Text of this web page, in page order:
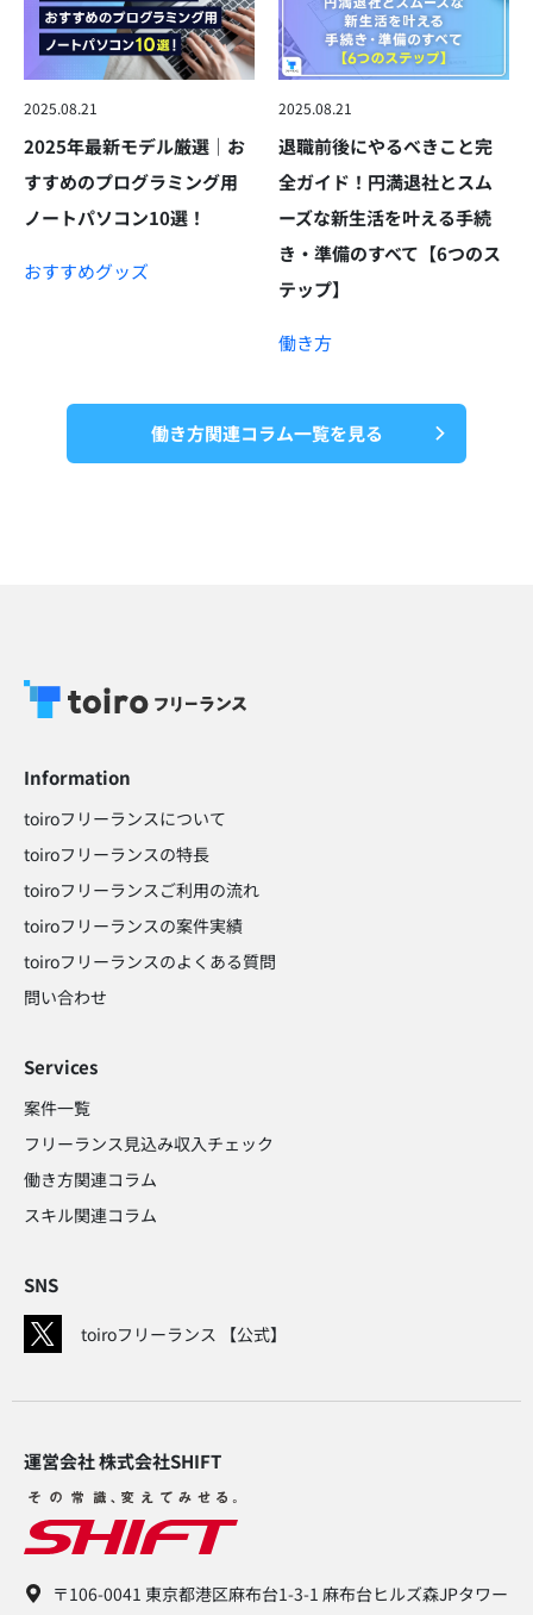
2025.08.21
2025年最新モデル厳選｜お
すすめのプログラミング用
ノートパソコン10選！
おすすめグッズ
2025.08.21
退職前後にやるべきこと完
全ガイド！円満退社とスム
ーズな新生活を叶える手続
き・準備のすべて【6つのス
テップ】
働き方
働き方関連コラム一覧を見る
Information
toiroフリーランスについて
toiroフリーランスの特長
toiroフリーランスご利用の流れ
toiroフリーランスの案件実績
toiroフリーランスのよくある質問
問い合わせ​
Services
案件一覧
フリーランス見込み収入チェック​
働き方関連コラム​
スキル関連コラム​
SNS
toiroフリーランス 【公式】
運営会社 株式会社SHIFT​
〒106-0041 東京都港区麻布台1-3-1 麻布台ヒルズ森JPタワー